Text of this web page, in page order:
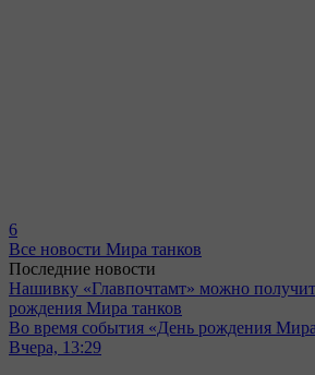
6
Все новости Мира танков
Последние новости
Нашивку «Главпочтамт» можно
рождения Мира танков
Во время события «День рождения
Вчера, 13:29